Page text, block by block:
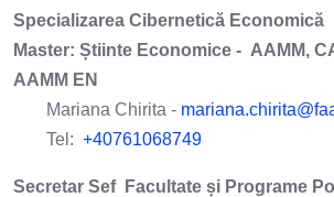
Specializarea Cibernetică Economică
Master: Știinte Economice - AAMM,
AAMM EN
Mariana Chirita -
Tel: +40761068749
Secretar Sef Facultate și Programe